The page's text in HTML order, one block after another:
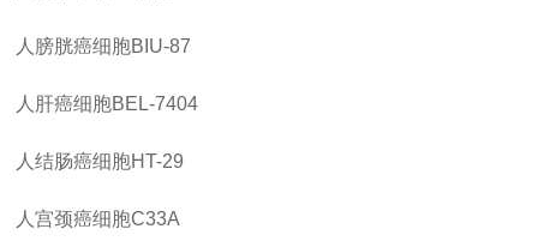
人膀胱癌细胞BIU-87
人肝癌细胞BEL-7404
人结肠癌细胞HT-29
人宫颈癌细胞C33A